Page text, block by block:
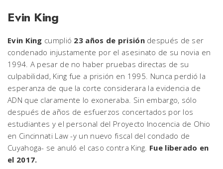
Evin King
Evin King cumplió 23 años de prisióndespués de ser
condenado injustamente por el asesinato de su novia en
1994. A pesar de no haber pruebas directas de su
culpabilidad, King fue a prisión en 1995. Nunca perdió la
esperanza de que la corte considerara la evidencia de
ADN que claramente lo exoneraba. Sin embargo, sólo
después de años de esfuerzos concertados por los
estudiantes y el personal del Proyecto Inocencia de Ohio
en Cincinnati Law -y un nuevo fiscal del condado de
Cuyahoga- se anuló el caso contra King. Fue liberado en
el 2017.